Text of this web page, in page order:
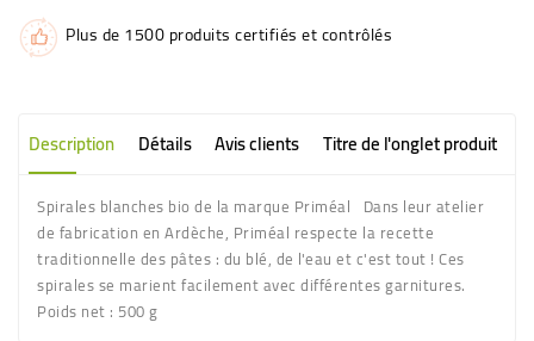
Plus de 1500 produits certifiés et contrôlés
Description Détails Avis clients Titre de l'onglet produit
Spirales blanches bio de la marque Priméal Dans leur atelier
de fabrication en Ardèche, Priméal respecte la recette
traditionnelle des pâtes : du blé, de l'eau et c'est tout ! Ces
spirales se marient facilement avec différentes garnitures.
Poids net : 500 g